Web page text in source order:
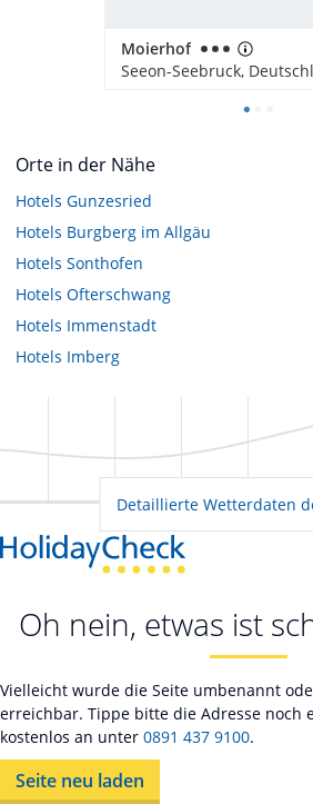
Moierhof
Seeon-Seebruck,
Orte in der Nähe
Hotels Gunzesried
Hotels Burgberg im Allgäu
Hotels Sonthofen
Hotels Ofterschwang
Hotels Immenstadt
Hotels Imberg
Detaillierte Wetterdaten
Oh nein, etwas ist
Vielleicht wurde die Seite umbenannt
erreichbar. Tippe bitte die Adresse noch
kostenlos an unter 0891 437 9100.
Seite neu laden